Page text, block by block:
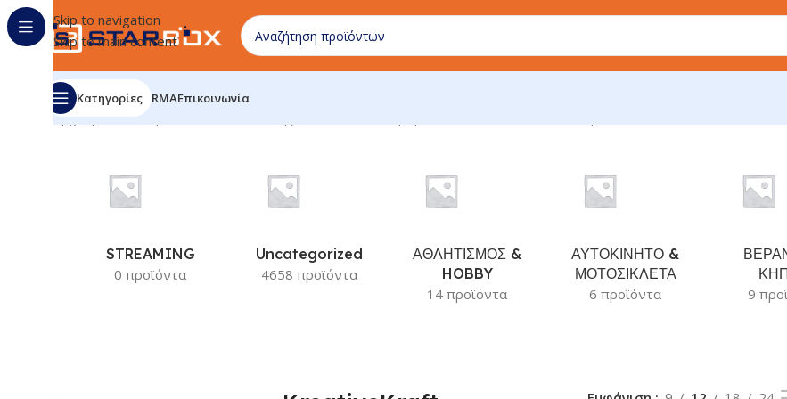
Skip to navigation
Skip to main content
Κατηγορίες RMAΕπικοινωνία
Αρχική σελίδα/
STREAMING
0 προϊόντα
Uncategorized
4658 προϊόντα
ΑΘΛΗΤΙΣΜΟΣ &
HOBBY
14 προϊόντα
ΑΥΤΟΚΙΝΗΤΟ &
ΜΟΤΟΣΙΚΛΕΤΑ
6 προϊόντα
9